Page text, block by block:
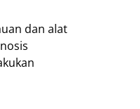
dan alat